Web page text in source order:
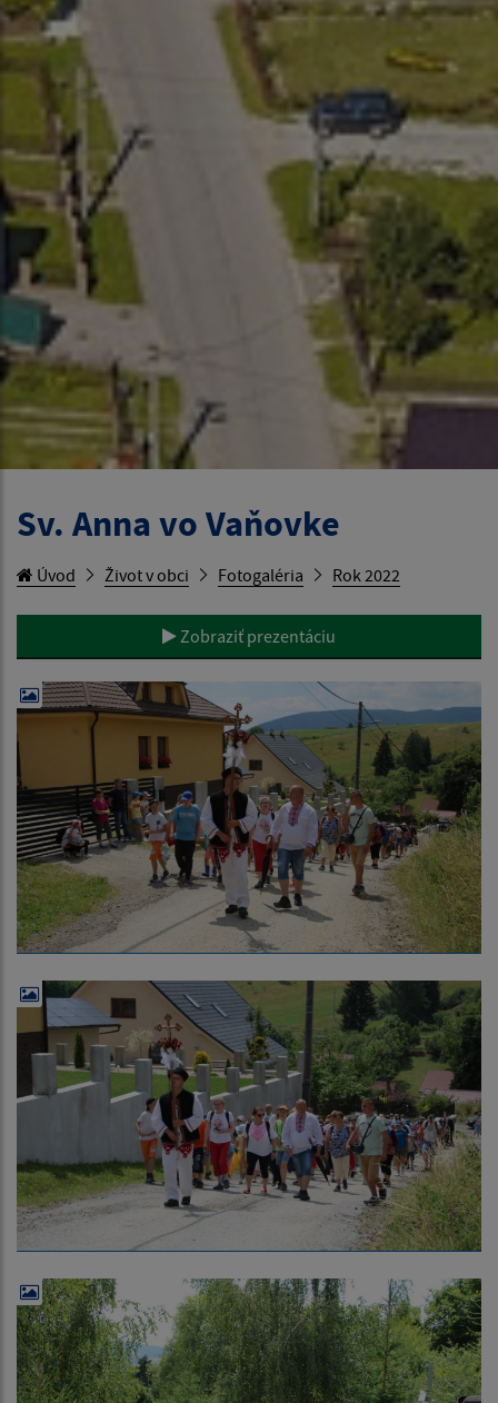
Sv. Anna vo Vaňovke
Úvod Život v obci Fotogaléria Rok 2022
Zobraziť prezentáciu